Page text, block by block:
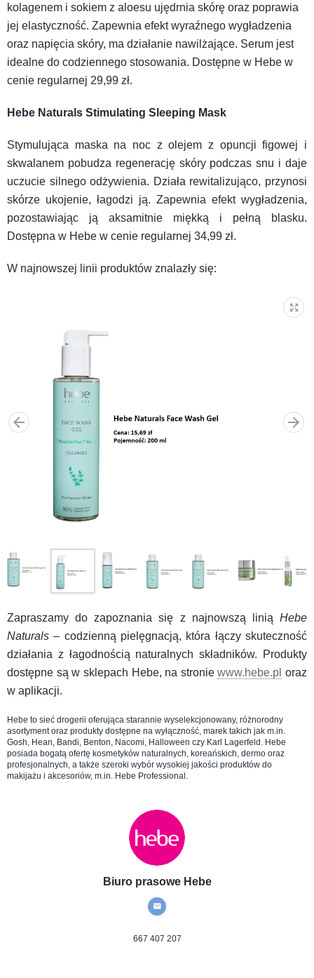
kolagenem i sokiem z aloesu ujędrnia skórę oraz poprawia
jej elastyczność. Zapewnia efekt wyraźnego wygładzenia
oraz napięcia skóry, ma działanie nawilżające. Serum jest
idealne do codziennego stosowania. Dostępne w Hebe w
cenie regularnej 29,99 zł.
Hebe Naturals Stimulating Sleeping Mask
Stymulująca maska na noc z olejem z opuncji figowej i
skwalanem pobudza regenerację skóry podczas snu i daje
uczucie silnego odżywienia. Działa rewitalizująco, przynosi
skórze ukojenie, łagodzi ją. Zapewnia efekt wygładzenia,
pozostawiając ją aksamitnie miękką i pełną blasku.
Dostępna w Hebe w cenie regularnej 34,99 zł.
W najnowszej linii produktów znalazły się:
Zapraszamy do zapoznania się z najnowszą linią Hebe
Naturals – codzienną pielęgnacją, która łączy skuteczność
działania z łagodnością naturalnych składników. Produkty
dostępne są w sklepach Hebe, na stroniewww.hebe.pl oraz
w aplikacji.
Hebe to sieć drogerii oferująca starannie wyselekcjonowany, różnorodny
asortyment oraz produkty dostępne na wyłączność, marek takich jak m.in.
Gosh, Hean, Bandi, Benton, Nacomi, Halloween czy Karl Lagerfeld. Hebe
posiada bogatą ofertę kosmetyków naturalnych, koreańskich, dermo oraz
profesjonalnych, a także szeroki wybór wysokiej jakości produktów do
makijażu i akcesoriów, m.in. Hebe Professional.
Biuro prasowe Hebe
667 407 207